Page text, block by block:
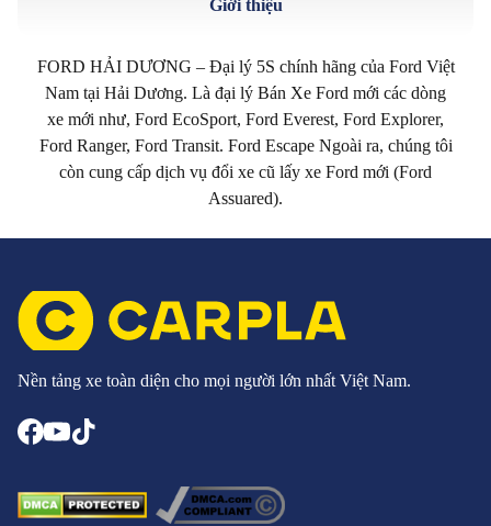
Giới thiệu
FORD HẢI DƯƠNG – Đại lý 5S chính hãng của Ford Việt
Nam tại Hải Dương. Là đại lý Bán Xe Ford mới các dòng
xe mới như, Ford EcoSport, Ford Everest, Ford Explorer,
Ford Ranger, Ford Transit. Ford Escape Ngoài ra, chúng tôi
còn cung cấp dịch vụ đổi xe cũ lấy xe Ford mới (Ford
Assuared).
Nền tảng xe toàn diện cho mọi người lớn nhất Việt Nam.